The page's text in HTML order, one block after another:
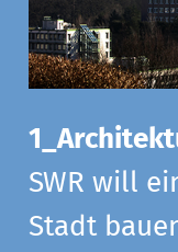
SWR will
Stadt